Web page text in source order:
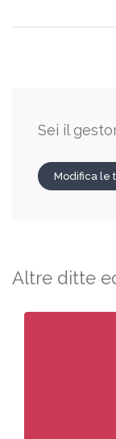
Sei il
Modifica le
Altre ditte